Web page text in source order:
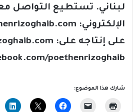
لبناني. تستطيع التواصل
poethenrizoghaib
شارك هذا الموضوع: